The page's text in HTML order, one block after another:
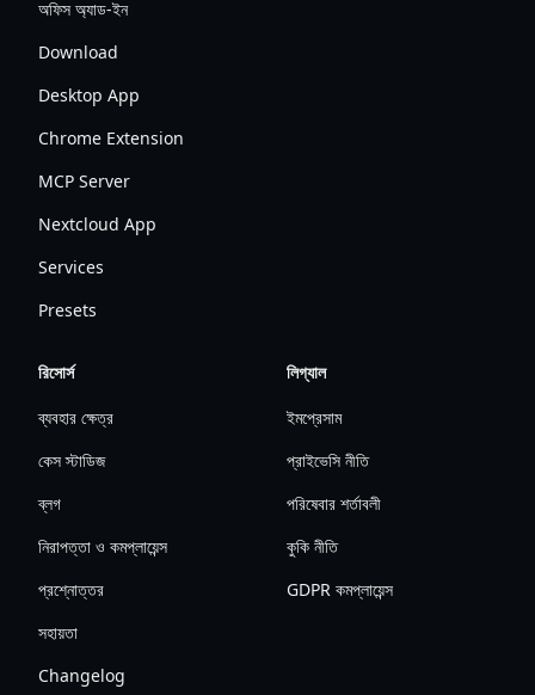
অফিস অ্যাড-ইন
Download
Desktop App
Chrome Extension
MCP Server
Nextcloud App
Services
Presets
রিসোর্স
ব্যবহার ক্ষেত্র
কেস স্টাডিজ
ব্লগ
নিরাপত্তা ও কমপ্লায়েন্স
প্রশ্নোত্তর
সহায়তা
Changelog
লিগ্যাল
ইমপ্রেসাম
প্রাইভেসি নীতি
পরিষেবার শর্তাবলী
কুকি নীতি
GDPR কমপ্লায়েন্স